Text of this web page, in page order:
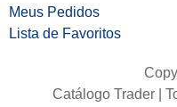
Meus Pedidos
Lista de Favoritos
Catálogo Trader |